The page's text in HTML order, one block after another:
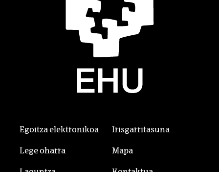
Egoitza elektronikoa Irisgarritasuna
Lege oharra Mapa